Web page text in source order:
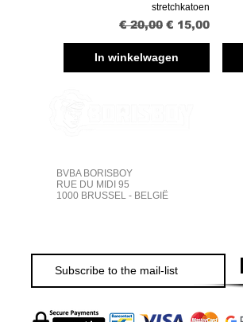
stretchkatoen
Normale prijs
€ 20,00 Verkoopprijs
€ 15,00
In winkelwagen
BVBA BORISBOY
RUE DU MIDI 95
1000 BRUSSEL - BELGIË